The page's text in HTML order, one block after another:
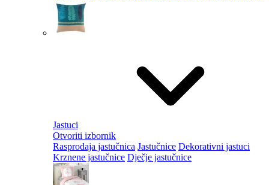
Jastuci
Otvoriti izbornik
Rasprodaja jastučnica Jastučnice Dekorativni jastuci
Krznene jastučnice Dječje jastučnice